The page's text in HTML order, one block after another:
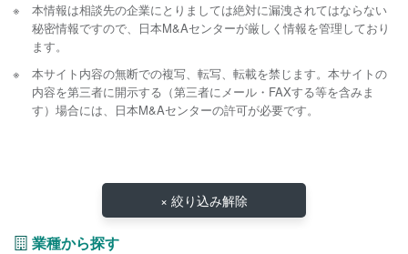
本情報は相談先の企業にとりましては絶対に漏洩されてはならない
秘密情報ですので、日本M&Aセンターが厳しく情報を管理しており
ます。
本サイト内容の無断での複写、転写、転載を禁じます。本サイトの
内容を第三者に開示する（第三者にメール・FAXする等を含みま
す）場合には、日本M&Aセンターの許可が必要です。
× 絞り込み解除
業種から探す